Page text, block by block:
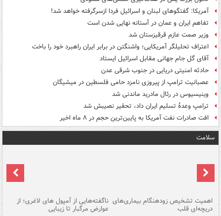
آمریکا: گفتگوهای لبنان و اسرائیل فردا ازسرگرفته خواهد شد!
تفاهم ایران و عمان در آستانه نهایی شدن است
وزیر صمت عازم قرقیزستان شد
اعتراف تحلیلگر آمریکایی؛ واشنگتن در برابر ایران راهبرد خود را باخت
آقای گل جام جهانی مقابل اسرائیل ایستاد
حادثه امنیتی دریایی در جنوب شرقی عدن
عصبانیت ترامپ از پیروزی نامزد حامی فلسطین در میشیگان
وینیسیوس در رئال مادرید ماندنی شد
ترامپ وعدۀ تسلیم ایران داد، تحقیر نصیبش شد
افت صادرات نفت آمریکا به پایین‌ترین حجم در ۸ ماه اخیر
سلامت
اهمیت تشخیص زودهنگام بیماری‌های
دریچه‌ای قلب
ناگفته‌هایی از آمپول های لاغری؛ از
عوارض مرگبار تا زیبایی